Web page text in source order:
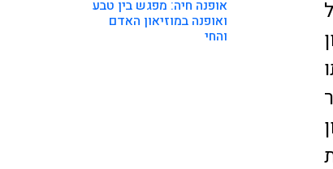
אופנה חיה: מפגש בין טבע
ואופנה במוזיאון האדם
והחי